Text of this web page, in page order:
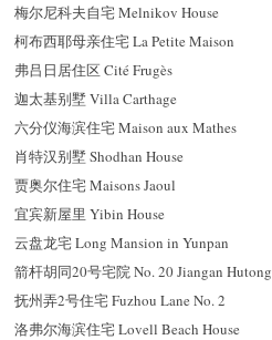
梅尔尼科夫自宅 Melnikov House
柯布西耶母亲住宅 La Petite Maison
弗吕日居住区 Cité Frugès
迦太基别墅 Villa Carthage
六分仪海滨住宅 Maison aux Mathes
肖特汉别墅 Shodhan House
贾奥尔住宅 Maisons Jaoul
宜宾新屋里 Yibin House
云盘龙宅 Long Mansion in Yunpan
箭杆胡同20号宅院 No. 20 Jiangan Hutong
抚州弄2号住宅 Fuzhou Lane No. 2
洛弗尔海滨住宅 Lovell Beach House